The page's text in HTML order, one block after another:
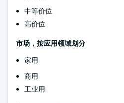
中等价位
高价位
市场，按应用领域划分
家用
商用
工业用